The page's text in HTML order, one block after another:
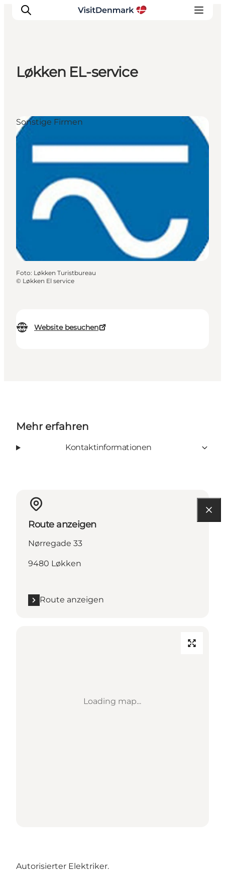
Erlebnisse
Unterkünfte
Reiseplanung
Løkken EL-service
Website besuchen
Sonstige Firmen
Foto: Løkken Turistbureau
© Løkken El service
Mehr erfahren
Kontaktinformationen
Route anzeigen
Nørregade 33
9480 Løkken
Route anzeigen
Loading map...
Autorisierter Elektriker.